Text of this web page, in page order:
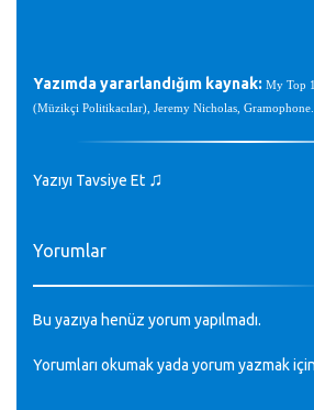
Yazımda yararlandığım kaynak: My Top
(Müzikçi Politikacılar), Jeremy Nicholas, Gramophone.
Yazıyı Tavsiye Et ♫
Yorumlar
Bu yazıya henüz yorum yapılmadı.
Yorumları okumak yada yorum yazmak